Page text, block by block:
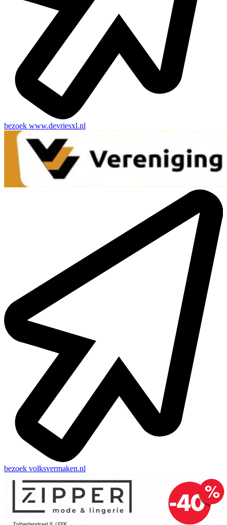
bezoek www.devriesxl.nl
bezoek volksvermaken.nl